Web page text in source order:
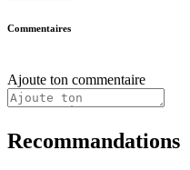
Commentaires
Ajoute ton commentaire
Recommandations